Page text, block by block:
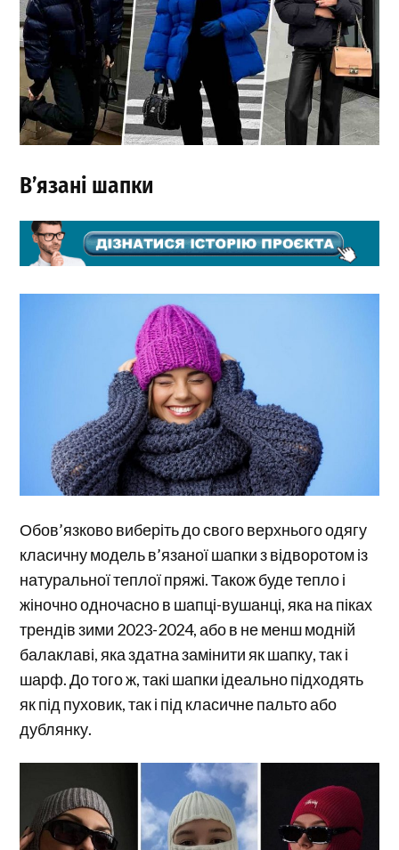
В’язані шапки
Обов’язково виберіть до свого верхнього одягу
класичну модель в’язаної шапки з відворотом із
натуральної теплої пряжі. Також буде тепло і
жіночно одночасно в шапці-вушанці, яка на піках
трендів зими 2023-2024, або в не менш модній
балаклаві, яка здатна замінити як шапку, так і
шарф. До того ж, такі шапки ідеально підходять
як під пуховик, так і під класичне пальто або
дублянку.